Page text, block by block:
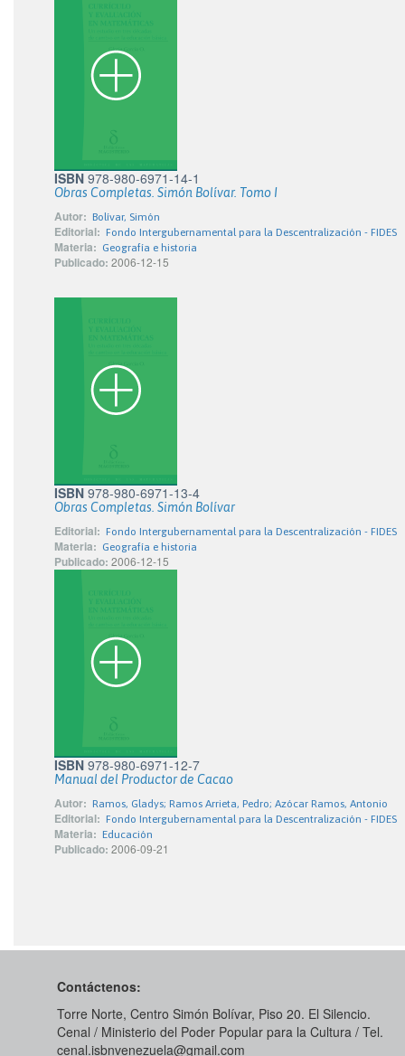
ISBN 978-980-6971-14-1
Obras Completas. Simón Bolívar. Tomo I
Autor: Bolívar, Simón
Editorial: Fondo Intergubernamental para la Descentralización - FIDES
Materia: Geografía e historia
Publicado: 2006-12-15
ISBN 978-980-6971-13-4
Obras Completas. Simón Bolívar
Editorial: Fondo Intergubernamental para la Descentralización - FIDES
Materia: Geografía e historia
Publicado: 2006-12-15
ISBN 978-980-6971-12-7
Manual del Productor de Cacao
Autor: Ramos, Gladys; Ramos Arrieta, Pedro; Azócar Ramos, Antonio
Editorial: Fondo Intergubernamental para la Descentralización - FIDES
Materia: Educación
Publicado: 2006-09-21
Contáctenos:
Torre Norte, Centro Simón Bolívar, Piso 20. El Silencio.
Cenal / Ministerio del Poder Popular para la Cultura / Tel.
cenal.isbnvenezuela@gmail.com